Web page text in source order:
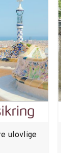
ulovlige